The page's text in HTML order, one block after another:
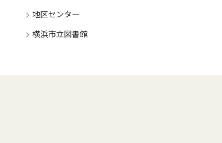
地区センター
横浜市立図書館